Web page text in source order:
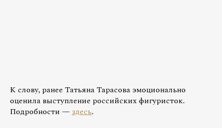
К слову, ранее Татьяна Тарасова эмоционально
оценила выступление российских фигуристок.
Подробности — здесь.